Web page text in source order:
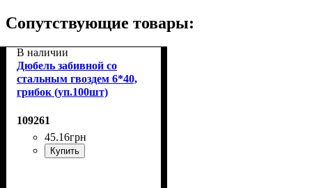
Сопутствующие товары:
В наличии
Дюбель забивной со
стальным гвоздем 6*40,
грибок (уп.100шт)
109261
45.16грн
Купить